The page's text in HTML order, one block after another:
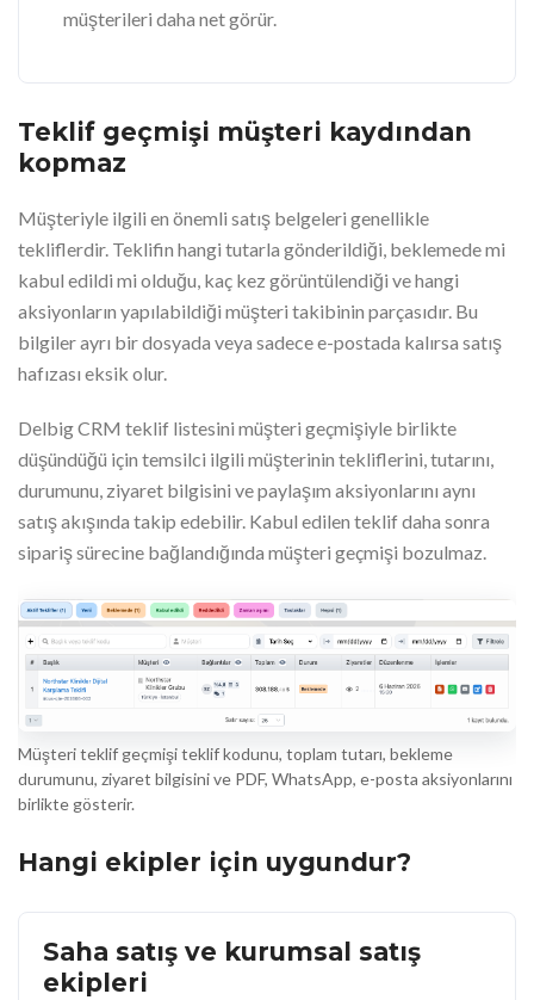
müşterileri daha net görür.
Teklif geçmişi müşteri kaydından
kopmaz
Müşteriyle ilgili en önemli satış belgeleri genellikle
tekliflerdir. Teklifin hangi tutarla gönderildiği, beklemede mi
kabul edildi mi olduğu, kaç kez görüntülendiği ve hangi
aksiyonların yapılabildiği müşteri takibinin parçasıdır. Bu
bilgiler ayrı bir dosyada veya sadece e-postada kalırsa satış
hafızası eksik olur.
Delbig CRM teklif listesini müşteri geçmişiyle birlikte
düşündüğü için temsilci ilgili müşterinin tekliflerini, tutarını,
durumunu, ziyaret bilgisini ve paylaşım aksiyonlarını aynı
satış akışında takip edebilir. Kabul edilen teklif daha sonra
sipariş sürecine bağlandığında müşteri geçmişi bozulmaz.
Müşteri teklif geçmişi teklif kodunu, toplam tutarı, bekleme
durumunu, ziyaret bilgisini ve PDF, WhatsApp, e-posta aksiyonlarını
birlikte gösterir.
Hangi ekipler için uygundur?
Saha satış ve kurumsal satış
ekipleri